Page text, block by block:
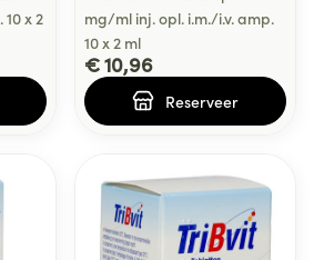
x 2
mg/ml inj. opl. i.m./i.v. amp.
10 x 2 ml
€ 10,96
Reserveer